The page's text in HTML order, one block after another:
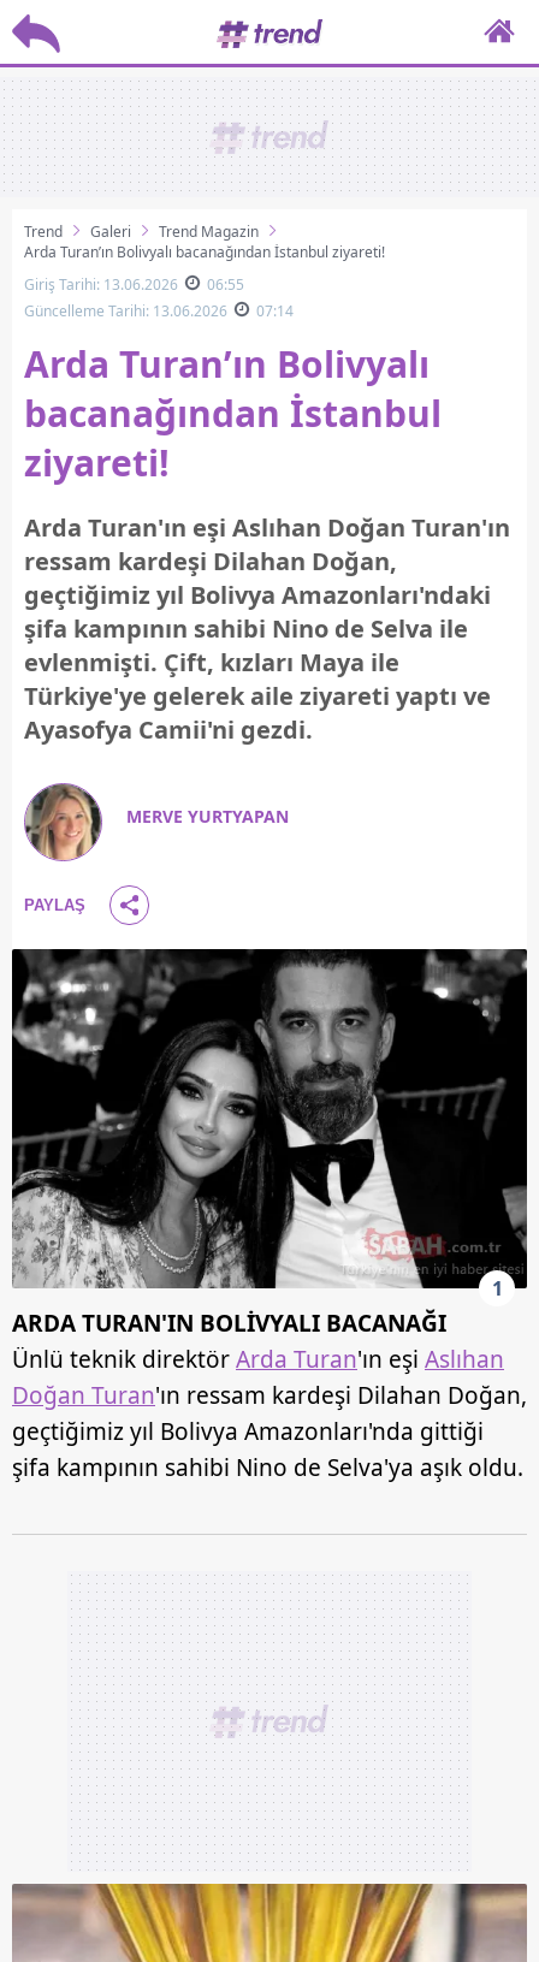
Trend Galeri
Trend Magazin
Arda Turan’ın Bolivyalı bacanağından İstanbul ziyareti!
Giriş Tarihi: 13.06.2026
06:55
Güncelleme Tarihi: 13.06.2026
07:14
Arda Turan’ın Bolivyalı
bacanağından İstanbul
ziyareti!
Arda Turan'ın eşi Aslıhan Doğan Turan'ın
ressam kardeşi Dilahan Doğan,
geçtiğimiz yıl Bolivya Amazonları'ndaki
şifa kampının sahibi Nino de Selva ile
evlenmişti. Çift, kızları Maya ile
Türkiye'ye gelerek aile ziyareti yaptı ve
Ayasofya Camii'ni gezdi.
MERVE YURTYAPAN
PAYLAŞ
1
ARDA TURAN'IN BOLİVYALI BACANAĞI
Ünlü teknik direktörArda Turan'ın eşi Aslıhan
Doğan Turan'ın ressam kardeşi Dilahan Doğan,
geçtiğimiz yıl Bolivya Amazonları'nda gittiği
şifa kampının sahibi Nino de Selva'ya aşık oldu.